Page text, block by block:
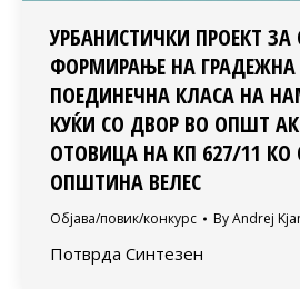
УРБАНИСТИЧКИ ПРОЕКТ ЗА
ФОРМИРАЊЕ НА ГРАДЕЖНА
ПОЕДИНЕЧНА КЛАСА НА
КУЌИ СО ДВОР ВО ОПШТ
ОТОВИЦА НА КП 627/11
ОПШТИНА ВЕЛЕС
Објава/повик/конкурс ByAndrej
Потврда Синтезен